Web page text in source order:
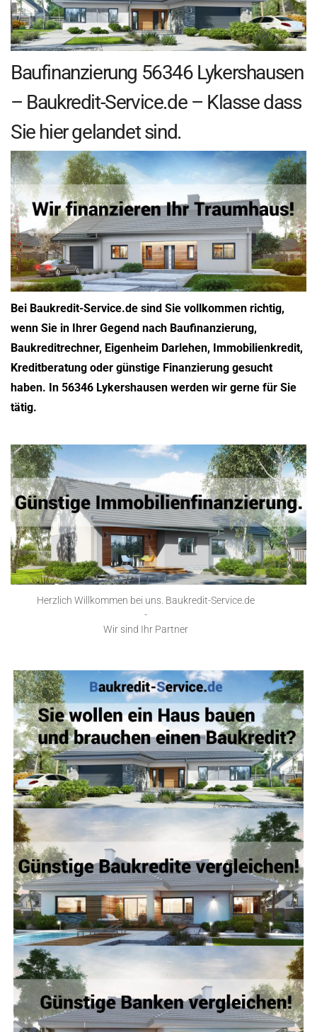
Baufinanzierung 56346 Lykershausen
– Baukredit-Service.de – Klasse dass
Sie hier gelandet sind.
Bei Baukredit-Service.de sind Sie vollkommen richtig,
wenn Sie in Ihrer Gegend nach Baufinanzierung,
Baukreditrechner, Eigenheim Darlehen, Immobilienkredit,
Kreditberatung oder günstige Finanzierung gesucht
haben. In 56346 Lykershausen werden wir gerne für Sie
tätig.
Herzlich Willkommen bei uns. Baukredit-Service.de
-
Wir sind Ihr Partner